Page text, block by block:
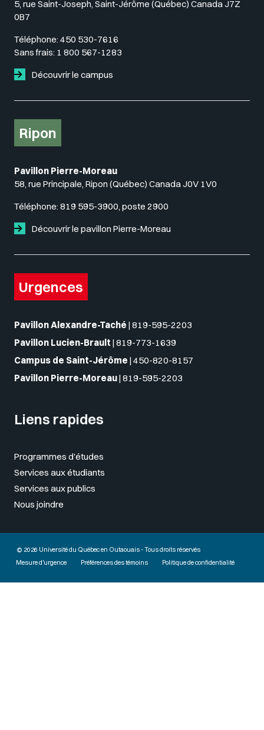
5, rue Saint-Joseph, Saint-Jérôme (Québec) Canada J7Z
0B7
Téléphone: 450 530-7616
Sans frais: 1 800 567-1283
Découvrir le campus
Ripon
Pavillon Pierre-Moreau
58, rue Principale, Ripon (Québec) Canada J0V 1V0
Téléphone: 819 595-3900, poste 2900
Découvrir le pavillon Pierre-Moreau
Urgences
Pavillon Alexandre-Taché | 819-595-2203
Pavillon Lucien-Brault | 819-773-1639
Campus de Saint-Jérôme | 450-820-8157
Pavillon Pierre-Moreau| 819-595-2203
Liens rapides
Programmes d'études
Services aux étudiants
Services aux publics
Nous joindre
© 2026 Université du Québec en Outaouais - Tous droits réservés
Mesure d'urgence
Préférences des témoins Politique de confidentialité